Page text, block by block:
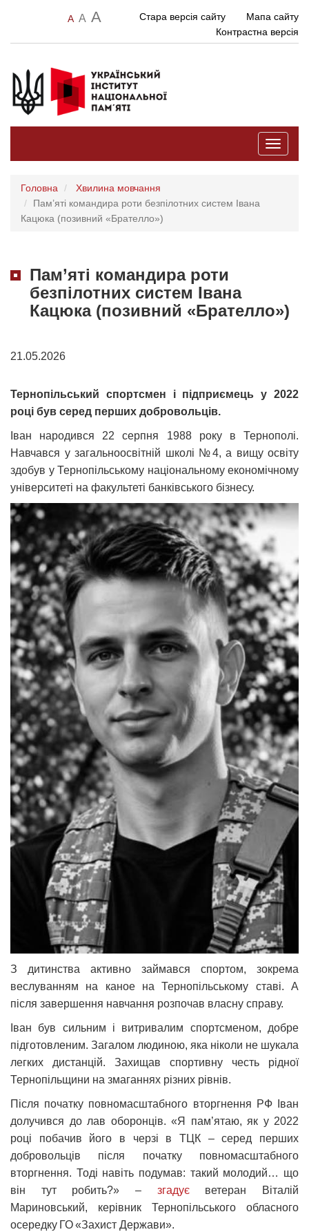
A A A Стара версія сайту
Мапа сайту
Контрастна версія
Toggle
Головна
Хвилина мовчання
Пам’яті командира роти безпілотних систем Івана
Кацюка (позивний «Брателло»)
Пам’яті командира роти
безпілотних систем Івана
Кацюка (позивний «Брателло»)
21.05.2026
Тернопільський спортсмен і підприємець у 2022
році був серед перших добровольців.
Іван народився 22 серпня 1988 року в Тернополі.
Навчався у загальноосвітній школі №4, а вищу освіту
здобув у Тернопільському національному економічному
університеті на факультеті банківського бізнесу.
З дитинства активно займався спортом, зокрема
веслуванням на каное на Тернопільському ставі. А
після завершення навчання розпочав власну справу.
Іван був сильним і витривалим спортсменом, добре
підготовленим. Загалом людиною, яка ніколи не шукала
легких дистанцій. Захищав спортивну честь рідної
Тернопільщини на змаганнях різних рівнів.
Після початку повномасштабного вторгнення РФ Іван
долучився до лав оборонців. «Я пам’ятаю, як у 2022
році побачив його в черзі в ТЦК – серед перших
добровольців після початку повномасштабного
вторгнення. Тоді навіть подумав: такий молодий… що
він тут робить?» – згадуєветеран Віталій
Мариновський, керівник Тернопільського обласного
осередку ГО «Захист Держави».